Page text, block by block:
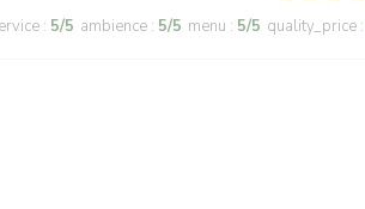
: 5/5 ambience : 5/5 menu : 5/5 quality_price :